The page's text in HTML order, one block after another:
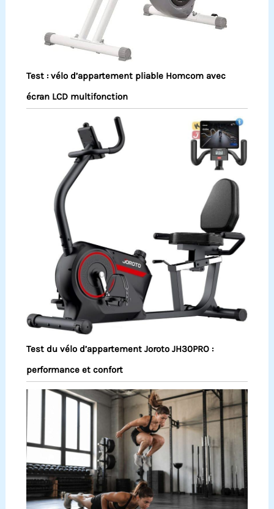
Test : vélo d’appartement pliable Homcom avec
écran LCD multifonction
Test du vélo d’appartement Joroto JH30PRO :
performance et confort